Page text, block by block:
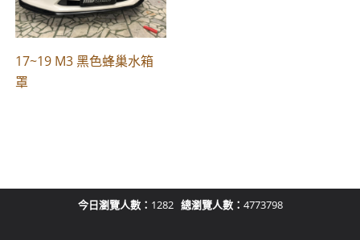
17~19 M3 黑色蜂巢水箱
罩
今日瀏覽人數： 1282 總瀏覽人數： 4773798